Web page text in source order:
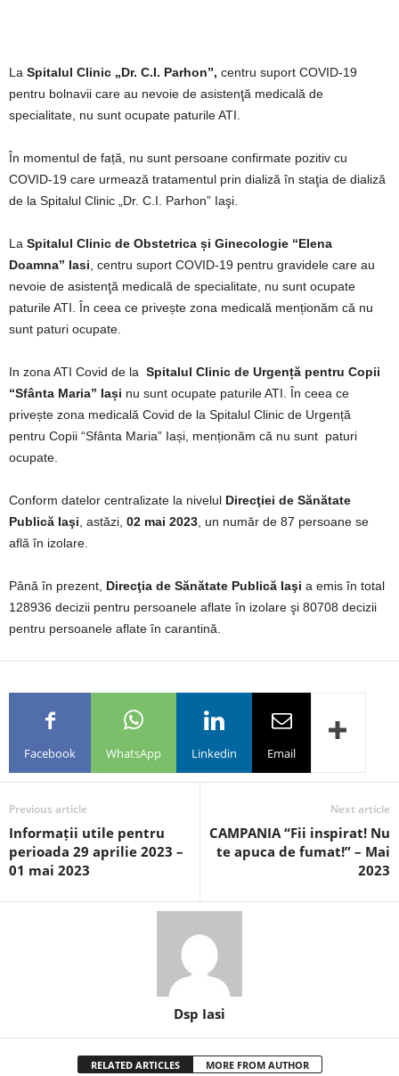
La Spitalul Clinic „Dr. C.I. Parhon”, centru suport COVID-19
pentru bolnavii care au nevoie de asistenţă medicală de
specialitate, nu sunt ocupate paturile ATI.
În momentul de față, nu sunt persoane confirmate pozitiv cu
COVID-19 care urmează tratamentul prin dializă în staţia de dializă
de la Spitalul Clinic „Dr. C.I. Parhon” Iaşi.
La Spitalul Clinic de Obstetrica și Ginecologie “Elena
Doamna” Iasi , centru suport COVID-19 pentru gravidele care au
nevoie de asistenţă medicală de specialitate, nu sunt ocupate
paturile ATI. În ceea ce privește zona medicală menționăm că nu
sunt paturi ocupate.
In zona ATI Covid de la Spitalul Clinic de Urgență pentru Copii
“Sfânta Maria” Iași nu sunt ocupate paturile ATI. În ceea ce
privește zona medicală Covid de la Spitalul Clinic de Urgență
pentru Copii “Sfânta Maria” Iași, menționăm că nu sunt paturi
ocupate.
Conform datelor centralizate la nivelul Direcţiei de Sănătate
Publică Iaşi , astăzi, 02 mai 2023 , un număr de 87 persoane se
află în izolare.
Până în prezent, Direcţia de Sănătate Publică Iaşi a emis în total
128936 decizii pentru persoanele aflate în izolare şi 80708 decizii
pentru persoanele aflate în carantină.
Facebook WhatsApp Linkedin Email
Previous article
Informații utile pentru
perioada 29 aprilie 2023 –
01 mai 2023
Next article
CAMPANIA “Fii inspirat! Nu
te apuca de fumat!” – Mai
2023
Dsp Iasi
RELATED ARTICLES MORE FROM AUTHOR